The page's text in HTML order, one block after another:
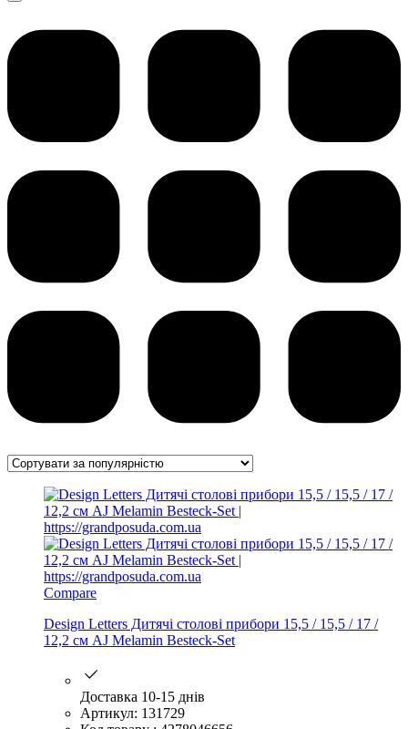
Compare
Design Letters Дитячі столові прибори 15,5 / 15,5 / 17 /
12,2 см AJ Melamin Besteck-Set
Доставка 10-15 днів
Артикул: 131729